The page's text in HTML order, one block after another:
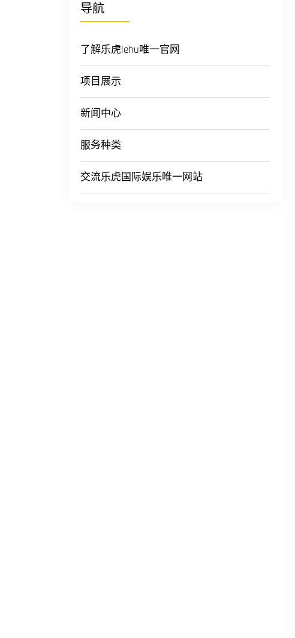
导航
了解乐虎lehu唯一官网
项目展示
新闻中心
服务种类
交流乐虎国际娱乐唯一网站